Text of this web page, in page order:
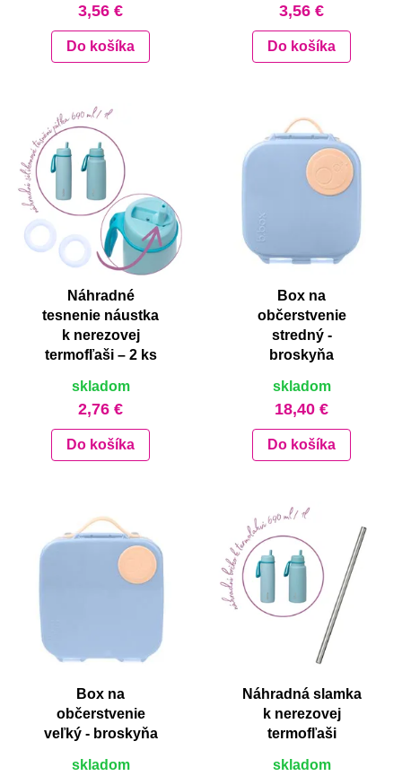
3,56 €
Do košíka
3,56 €
Do košíka
Náhradné
tesnenie náustka
k nerezovej
termofľaši – 2 ks
skladom
2,76 €
Do košíka
Box na
občerstvenie
stredný -
broskyňa
skladom
18,40 €
Do košíka
Box na
občerstvenie
veľký - broskyňa
skladom
Náhradná slamka
k nerezovej
termofľaši
skladom